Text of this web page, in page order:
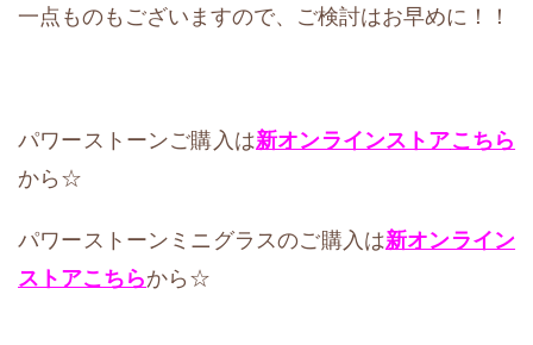
一点ものもございますので、ご検討はお早めに！！
パワーストーンご購入は新オンラインストアこちら
から☆
パワーストーンミニグラスのご購入は新オンライン
ストアこちらから☆